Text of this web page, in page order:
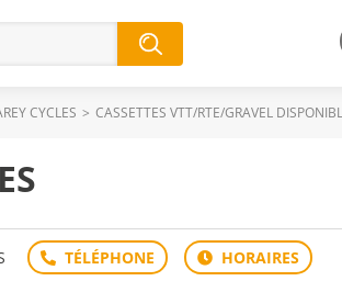
CYCLES > CASSETTES VTT/RTE/GRAVEL